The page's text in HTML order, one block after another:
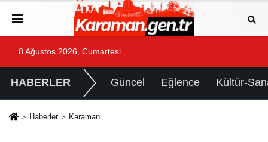
8 Ağustos 2026, Cumartesi
HABERLER Güncel Eğlence Kültür-
Haberler Karaman